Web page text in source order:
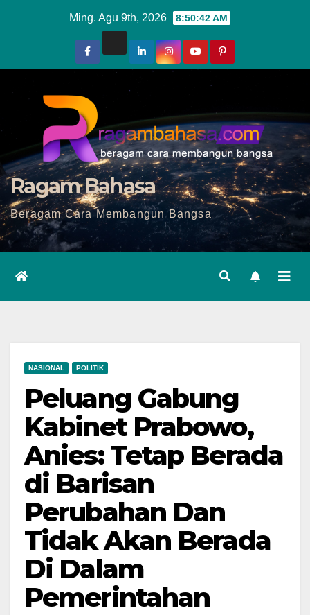
Ming. Agu 9th, 2026 8:50:44 AM
Ragam Bahasa
Beragam Cara Membangun Bangsa
NASIONAL POLITIK
Peluang Gabung
Kabinet Prabowo,
Anies: Tetap Berada
di Barisan
Perubahan Dan
Tidak Akan Berada
Di Dalam
Pemerintahan